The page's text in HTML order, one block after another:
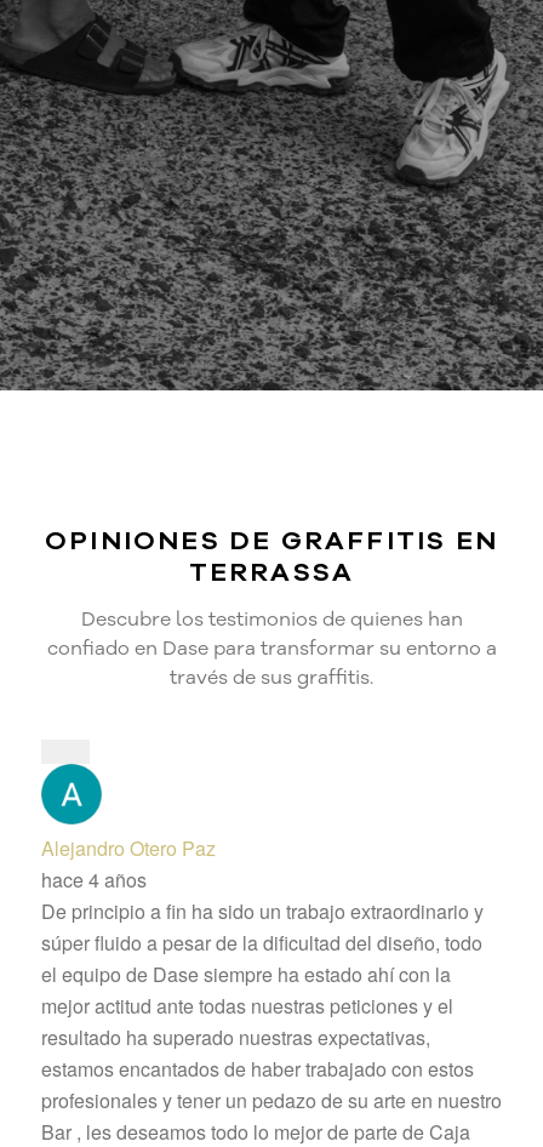
OPINIONES DE GRAFFITIS EN
TERRASSA
Descubre los testimonios de quienes han
confiado en Dase para transformar su entorno a
través de sus graffitis.
Alejandro Otero Paz
hace 4 años
De principio a fin ha sido un trabajo extraordinario y
súper fluido a pesar de la dificultad del diseño, todo
el equipo de Dase siempre ha estado ahí con la
mejor actitud ante todas nuestras peticiones y el
resultado ha superado nuestras expectativas,
estamos encantados de haber trabajado con estos
profesionales y tener un pedazo de su arte en nuestro
Bar , les deseamos todo lo mejor de parte de Caja